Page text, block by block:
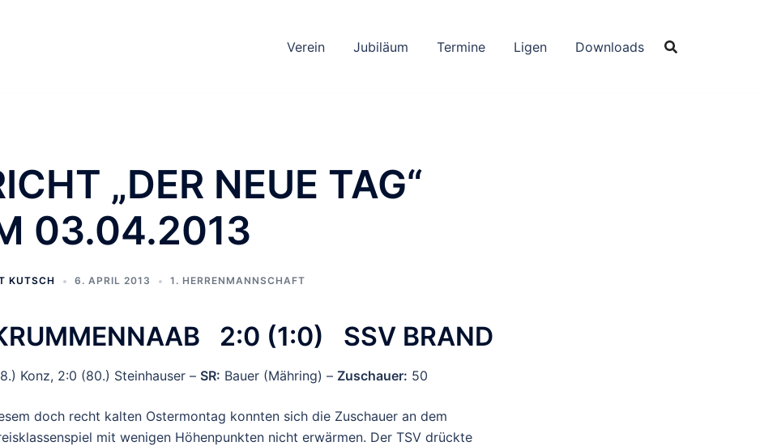
Verein Jubiläum Termine Ligen Downloads
„DER NEUE TAG“
03.04.2013
KUTSCH 6. APRIL 2013 1. HERRENMANNSCHAFT
2:0 (1:0) SSV BRAND
Konz, 2:0 (80.) Steinhauser – SR: Bauer (Mähring) – Zuschauer: 50
doch recht kalten Ostermontag konnten sich die Zuschauer an dem
mit wenigen Höhenpunkten nicht erwärmen. Der TSV drückte